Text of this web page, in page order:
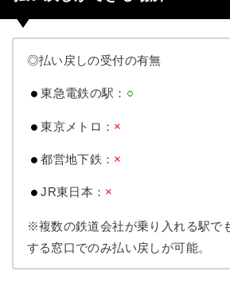
◎払い戻しの受付の有無
東急電鉄の駅： ○
東京メトロ： ×
都営地下鉄： ×
JR東日本： ×
※複数の鉄道会社が乗り入れる駅で
する窓口でのみ払い戻しが可能。